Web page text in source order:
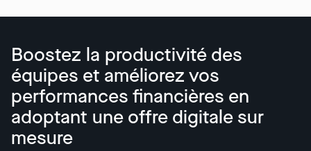
Boostez la productivité des
équipes et améliorez vos
performances financières en
adoptant une offre digitale sur
mesure